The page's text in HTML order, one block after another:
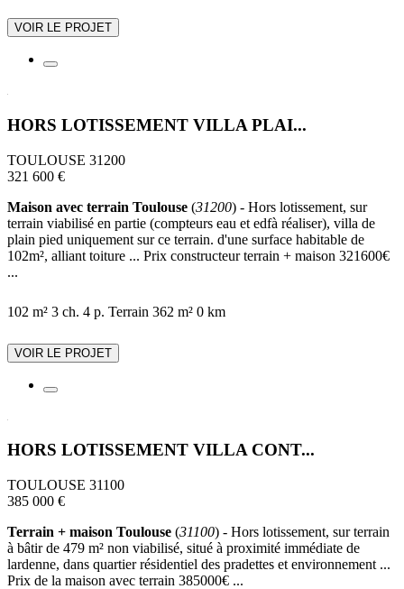
VOIR LE PROJET
HORS LOTISSEMENT VILLA PLAI...
TOULOUSE 31200
321 600 €
Maison avec terrain Toulouse (31200) - Hors lotissement, sur
terrain viabilisé en partie (compteurs eau et edfà réaliser), villa de
plain pied uniquement sur ce terrain. d'une surface habitable de
102m², alliant toiture ... Prix constructeur terrain + maison 321600€
...
102 m² 3 ch. 4 p. Terrain 362 m² 0 km
VOIR LE PROJET
HORS LOTISSEMENT VILLA CONT...
TOULOUSE 31100
385 000 €
Terrain + maison Toulouse (31100) - Hors lotissement, sur terrain
à bâtir de 479 m² non viabilisé, situé à proximité immédiate de
lardenne, dans quartier résidentiel des pradettes et environnement ...
Prix de la maison avec terrain 385000€ ...